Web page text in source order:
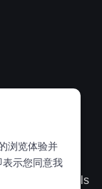
Hi,online tools
浏览体验并
示您同意我